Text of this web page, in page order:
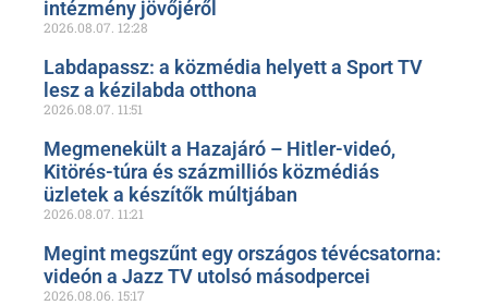
intézmény jövőjéről
2026.08.07. 12:28
Labdapassz: a közmédia helyett a Sport TV
lesz a kézilabda otthona
2026.08.07. 11:51
Megmenekült a Hazajáró – Hitler-videó,
Kitörés-túra és százmilliós közmédiás
üzletek a készítők múltjában
2026.08.07. 11:21
Megint megszűnt egy országos tévécsatorna:
videón a Jazz TV utolsó másodpercei
2026.08.06. 15:17